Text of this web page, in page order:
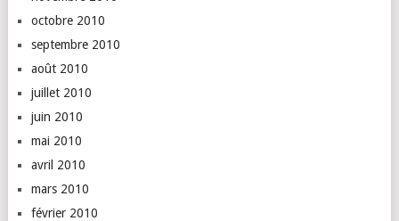
octobre 2010
septembre 2010
août 2010
juillet 2010
juin 2010
mai 2010
avril 2010
mars 2010
février 2010